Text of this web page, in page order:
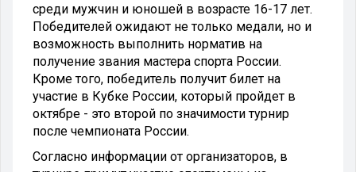
среди мужчин и юношей в возрасте 16-17 лет.
Победителей ожидают не только медали, но и
возможность выполнить норматив на
получение звания мастера спорта России.
Кроме того, победитель получит билет на
участие в Кубке России, который пройдет в
октябре - это второй по значимости турнир
после чемпионата России.
Согласно информации от организаторов, в